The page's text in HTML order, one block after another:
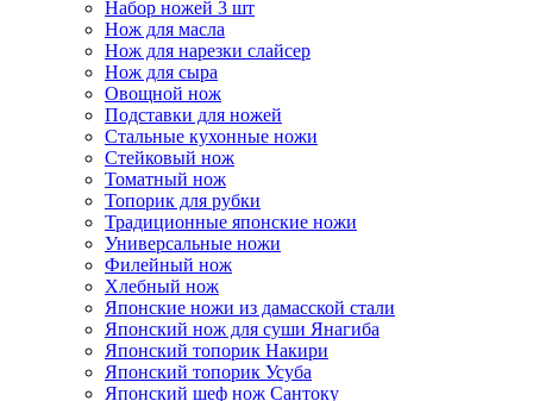
Набор ножей 3 шт
Нож для масла
Нож для нарезки слайсер
Нож для сыра
Овощной нож
Подставки для ножей
Стальные кухонные ножи
Стейковый нож
Томатный нож
Топорик для рубки
Традиционные японские ножи
Универсальные ножи
Филейный нож
Хлебный нож
Японские ножи из дамасской стали
Японский нож для суши Янагиба
Японский топорик Накири
Японский топорик Усуба
Японский шеф нож Сантоку